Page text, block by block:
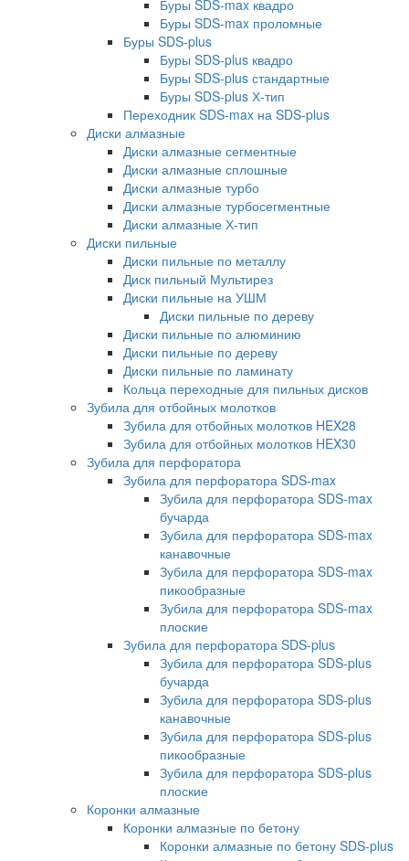
Буры SDS-max квадро
Буры SDS-max проломные
Буры SDS-plus
Буры SDS-plus квадро
Буры SDS-plus стандартные
Буры SDS-plus Х-тип
Переходник SDS-max на SDS-plus
Диски алмазные
Диски алмазные сегментные
Диски алмазные сплошные
Диски алмазные турбо
Диски алмазные турбосегментные
Диски алмазные Х-тип
Диски пильные
Диски пильные по металлу
Диск пильный Мультирез
Диски пильные на УШМ
Диски пильные по дереву
Диски пильные по алюминию
Диски пильные по дереву
Диски пильные по ламинату
Кольца переходные для пильных дисков
Зубила для отбойных молотков
Зубила для отбойных молотков HEX28
Зубила для отбойных молотков HEX30
Зубила для перфоратора
Зубила для перфоратора SDS-max
Зубила для перфоратора SDS-max
бучарда
Зубила для перфоратора SDS-max
канавочные
Зубила для перфоратора SDS-max
пикообразные
Зубила для перфоратора SDS-max
плоские
Зубила для перфоратора SDS-plus
Зубила для перфоратора SDS-plus
бучарда
Зубила для перфоратора SDS-plus
канавочные
Зубила для перфоратора SDS-plus
пикообразные
Зубила для перфоратора SDS-plus
плоские
Коронки алмазные
Коронки алмазные по бетону
Коронки алмазные по бетону SDS-plus